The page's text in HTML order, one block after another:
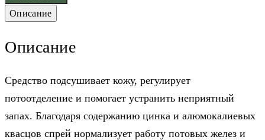
Описание
Описание
Средство подсушивает кожу, регулирует
потоотделение и помогает устранить неприятный
запах. Благодаря содержанию цинка и алюмокалиевых
квасцов спрей нормализует работу потовых желез и